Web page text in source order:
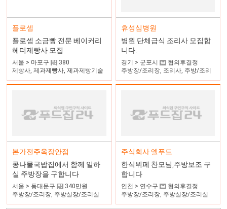
플로셉
플로셉 소금빵 전문 베이커리
헤더제빵사 모집
서울 > 마포구
380
제빵사, 제과제빵사, 제과제빵기술
자
휴성심병원
병원 단체급식 조리사 모집합
니다.
경기 > 군포시
협의후결정
주방장/조리장, 조리사, 주방/조리
본가전주옥장안점
콩나물국밥집에서 함께 일하
실 주방장을 구합니다
서울 > 동대문구
340만원
주방장/조리장, 주방실장/조리실
장, 조리사
주식회사 엘푸드
한식뷔페 찬모님,주방보조 구
합니다
인천 > 연수구
협의후결정
주방장/조리장, 주방실장/조리실
장, 주방과장